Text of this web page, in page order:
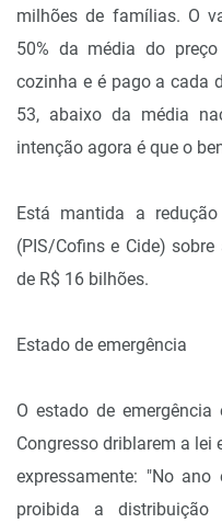
milhões de famílias. O
50% da média do
cozinha e é pago a cada
53, abaixo da média
intenção agora é que o
Está mantida a
(PIS/Cofins e Cide)
de R$ 16 bilhões.
Estado de emergência
O estado de
Congresso driblarem a lei
expressamente: "No
proibida a